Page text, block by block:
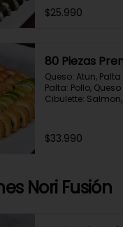
Pimenton, Queso
Hosomaki: Pollo
$25.990
80 Piezas
Queso: Atun, Palta
Palta: Pollo,
Cibulette:
Frito 1:
Pimenton, Queso
Cebollin
$33.990
Nori Fusión